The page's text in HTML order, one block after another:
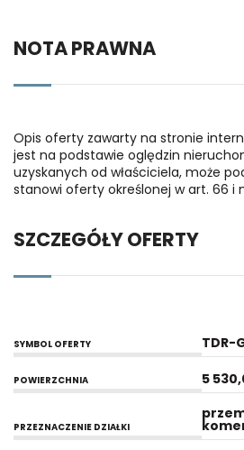
NOTA PRAWNA
Opis oferty zawarty na stronie
jest na podstawie oględzin
uzyskanych od właściciela, może
stanowi oferty określonej w art. 66 i
SZCZEGÓŁY OFERTY
SYMBOL OFERTY TDR-
POWIERZCHNIA 5
PRZEZNACZENIE DZIAŁKI